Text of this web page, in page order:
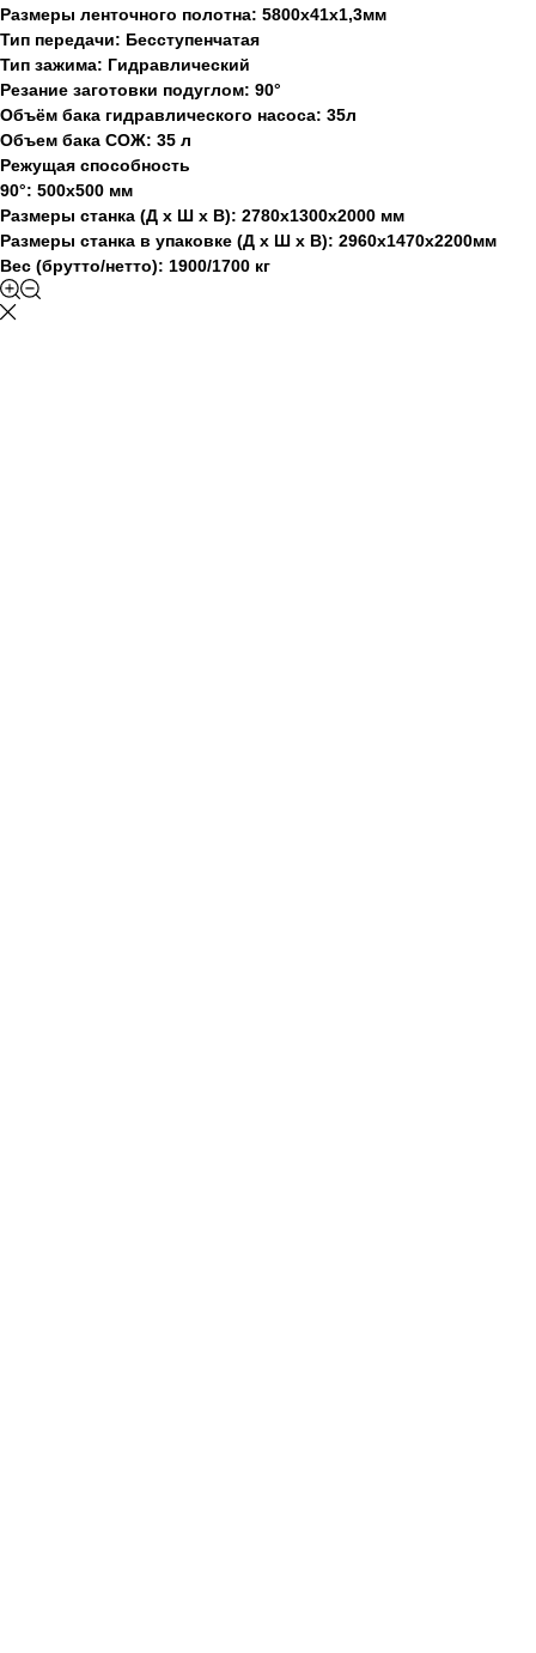
Размеры ленточного полотна: 5800х41х1,3мм
Тип передачи: Бесступенчатая
Тип зажима: Гидравлический
Резание заготовки подуглом: 90°
Объём бака гидравлического насоса: 35л
Объем бака СОЖ: 35 л
Режущая способность
90°: 500х500 мм
Размеры станка (Д x Ш x В): 2780х1300х2000 мм
Размеры станка в упаковке (Д x Ш x В): 2960х1470х2200мм
Вес (брутто/нетто): 1900/1700 кг